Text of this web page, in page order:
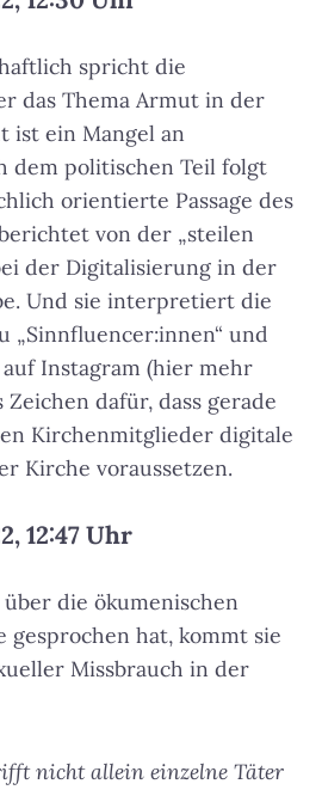
spricht die
das Thema Armut in der
ist ein Mangel an
dem politischen Teil folgt
orientierte Passage des
von der „steilen
der Digitalisierung in der
Und sie interpretiert die
„Sinnfluencer:innen“ und
Instagram (hier mehr
Zeichen dafür, dass gerade
Kirchenmitglieder digitale
Kirche voraussetzen.
12:47 Uhr
die ökumenischen
gesprochen hat, kommt sie
Missbrauch in der
nicht allein einzelne Täter